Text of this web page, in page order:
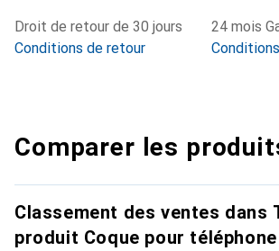
Droit de retour de 30 jours
Conditions de retour
24 mois
Comparer les
Classement des ventes dans
produit Coque pour